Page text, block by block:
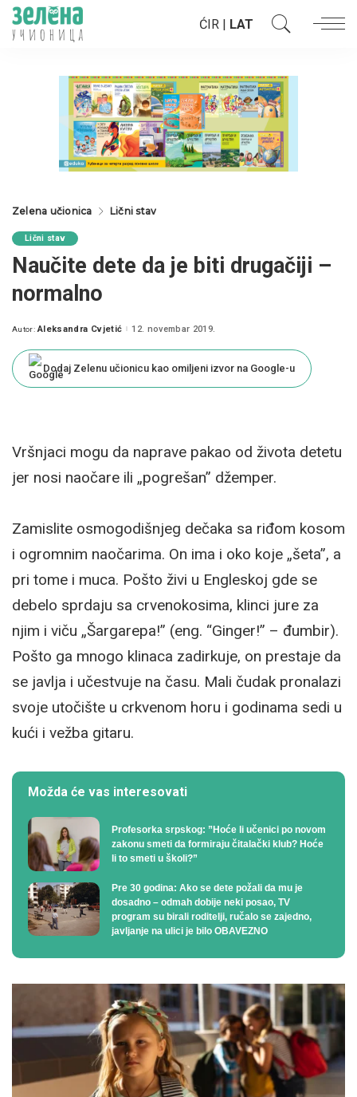
ĆIR | LAT
Zelena učionica Lični stav
Lični stav
Naučite dete da je biti drugačiji –
normalno
Posted
Autor: Aleksandra Cvjetić 12. novembar 2019.
Dodaj Zelenu učionicu kao omiljeni izvor na Google-u
Vršnjaci mogu da naprave pakao od života detetu
jer nosi naočare ili „pogrešan” džemper.
Zamislite osmogodišnjeg dečaka sa riđom kosom
i ogromnim naočarima. On ima i oko koje „šeta”, a
pri tome i muca. Pošto živi u Engleskoj gde se
debelo sprdaju sa crvenokosima, klinci jure za
njim i viču „Šargarepa!” (eng. “Ginger!” – đumbir).
Pošto ga mnogo klinaca zadirkuje, on prestaje da
se javlja i učestvuje na času. Mali čudak pronalazi
svoje utočište u crkvenom horu i godinama sedi u
kući i vežba gitaru.
Možda će vas interesovati
Profesorka srpskog: ”Hoće li učenici po novom
zakonu smeti da formiraju čitalački klub? Hoće
li to smeti u školi?”
Pre 30 godina: Ako se dete požali da mu je
dosadno – odmah dobije neki posao, TV
program su birali roditelji, ručalo se zajedno,
javljanje na ulici je bilo OBAVEZNO